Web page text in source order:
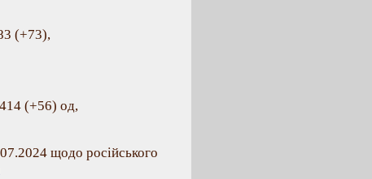
(+73),
(+56) од,
щодо російського